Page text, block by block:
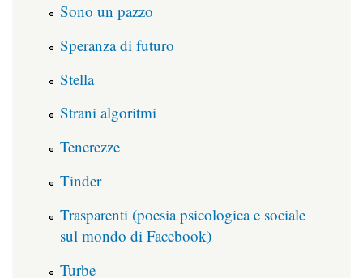
Sono un pazzo
Speranza di futuro
Stella
Strani algoritmi
Tenerezze
Tinder
Trasparenti (poesia psicologica e sociale
sul mondo di Facebook)
Turbe